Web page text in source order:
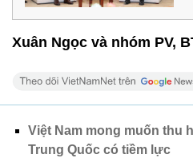
Xuân Ngọc và nhóm PV,
Việt Nam mong muốn thu
Trung Quốc có tiềm lực